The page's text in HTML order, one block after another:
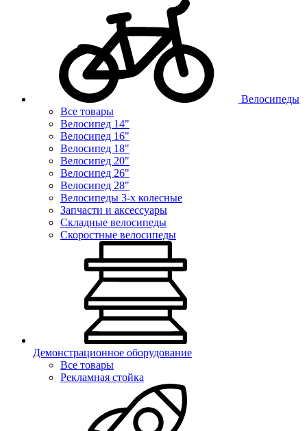
Велосипеды
Все товары
Велосипед 14"
Велосипед 16"
Велосипед 18"
Велосипед 20"
Велосипед 26"
Велосипед 28"
Велосипеды 3-х колесные
Запчасти и аксессуары
Складные велосипеды
Скоростные велосипеды
Демонстрационное оборудование
Все товары
Рекламная стойка